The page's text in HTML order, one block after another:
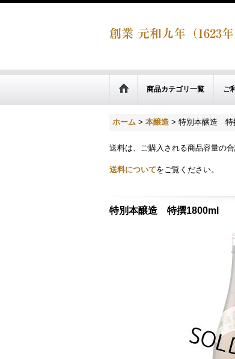
商品カテゴリ一覧 ご
ホーム > 本醸造 > 特別本醸造 特
送料は、ご購入される商品容量の合
送料についてをご覧ください。
特別本醸造 特撰1800ml